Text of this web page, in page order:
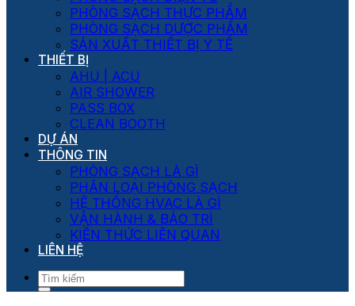
PHÒNG SẠCH THỰC PHẨM
PHÒNG SẠCH DƯỢC PHẨM
SẢN XUẤT THIẾT BỊ Y TẾ
THIẾT BỊ
AHU | ACU
AIR SHOWER
PASS BOX
CLEAN BOOTH
DỰ ÁN
THÔNG TIN
PHÒNG SẠCH LÀ GÌ
PHÂN LOẠI PHÒNG SẠCH
HỆ THỐNG HVAC LÀ GÌ
VẬN HÀNH & BẢO TRÌ
KIẾN THỨC LIÊN QUAN
LIÊN HỆ